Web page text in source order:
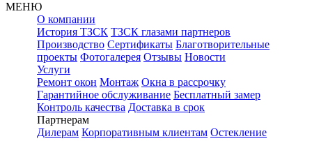
МЕНЮ
О компании
История ТЗСК ТЗСК глазами партнеров
Производство Сертификаты Благотворительные
проекты Фотогалерея Отзывы Новости
Услуги
Ремонт окон Монтаж Окна в рассрочку
Гарантийное обслуживание Бесплатный замер
Контроль качества Доставка в срок
Партнерам
Дилерам Корпоративным клиентам Остекление